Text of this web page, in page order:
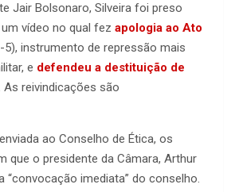
Jair Bolsonaro, Silveira foi preso
vídeo no qual fez apologia ao Ato
5), instrumento de repressão mais
e defendeu a destituição de
As reivindicações são
ao Conselho de Ética, os
que o presidente da Câmara, Arthur
“convocação imediata” do conselho.